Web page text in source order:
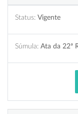
Status: Vigente
Súmula: Ata da 22ª